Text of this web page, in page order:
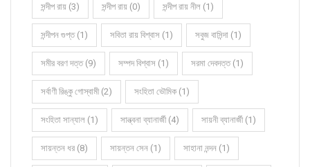
সন্দীপ রায় (3) সন্দীপ রায় (0) সন্দীপ রায় নীল (1)
সন্দীপন গুপ্ত (1) সবিতা রায় বিশ্বাস (1) সবুজ বাসিন্দা (1)
সমীর বরণ দত্ত (9) সম্পদ বিশ্বাস (1) সরমা দেবদত্ত (1)
সর্বাণী রিঙ্কু গোস্বামী (2) সংহিতা ভৌমিক (1)
সংহিতা সান্যাল (1) সান্ত্বনা ব্যানার্জী (4) সায়নী ব্যানার্জী (1)
সায়ন্তন ধর (8) সায়ন্তন সেন (1) সাহানা নন্দন (1)